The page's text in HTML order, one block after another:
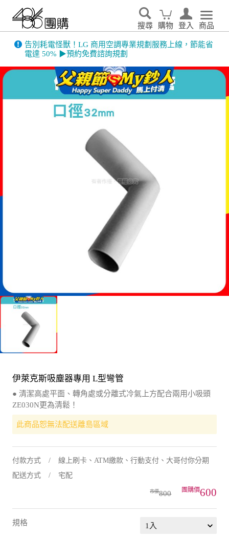
搜尋 購物 登入 商品
告別耗電怪獸！LG 商用空調專業規劃服務上線，節能省
電達 50% ▶預約免費諮詢規劃
伊萊克斯吸塵器專用 L型彎管
● 清潔高處平面、轉角處或分離式冷氣上方配合兩用小吸頭
ZE030N更為清鬆！
此商品恕無法配送離島區域
付款方式
線上刷卡、ATM繳款、行動支付、大哥付你分期
配送方式
宅配
800 600
規格